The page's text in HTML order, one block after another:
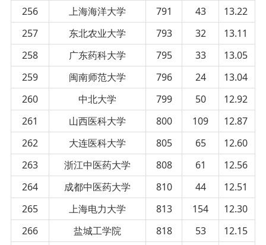
256
上海海洋大学 791 43
13.22
257
东北农业大学 793 32
13.11
258
广东药科大学 795 33
13.05
259
闽南师范大学 796 24
13.04
260
中北大学 799 50
12.92
261
山西医科大学 800 109
12.87
262
大连医科大学 805 65
12.60
263
浙江中医药大学 808 61
12.56
264
成都中医药大学 810 44
12.51
265
上海电力大学 813 154
12.30
266
盐城工学院 818 53
12.15